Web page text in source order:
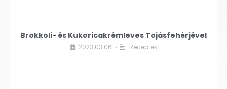
Brokkoli- és Kukoricakrémleves Tojásfehérjével
2023.03.06. • Receptek